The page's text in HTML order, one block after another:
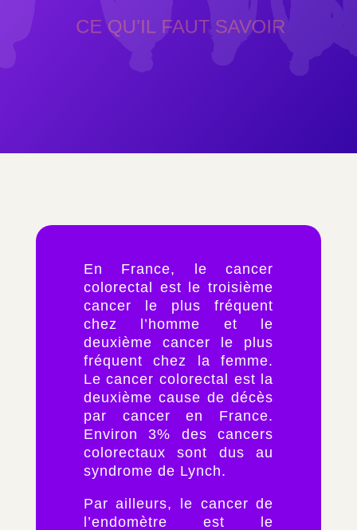
CE QU’IL FAUT SAVOIR
En France, le cancer
colorectal est le troisième
cancer le plus fréquent
chez l’homme et le
deuxième cancer le plus
fréquent chez la femme.
Le cancer colorectal est la
deuxième cause de décès
par cancer en France.
Environ 3% des cancers
colorectaux sont dus au
syndrome de Lynch.
Par ailleurs, le cancer de
l’endomètre est le